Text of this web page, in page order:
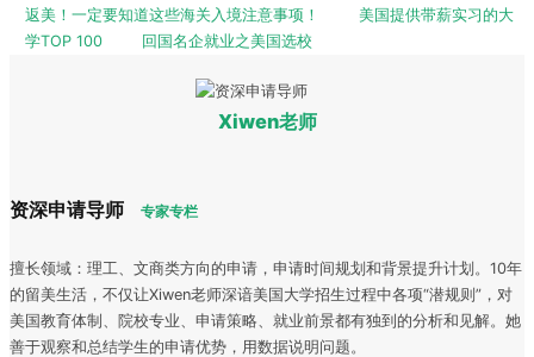
返美！一定要知道这些海关入境注意事项！
美国提供带薪实习的大
学TOP 100
回国名企就业之美国选校
Xiwen老师
资深申请导师 专家专栏
擅长领域：理工、文商类方向的申请，申请时间规划和背景提升计划。10年
的留美生活，不仅让Xiwen老师深谙美国大学招生过程中各项“潜规则”，对
美国教育体制、院校专业、申请策略、就业前景都有独到的分析和见解。她
善于观察和总结学生的申请优势，用数据说明问题。